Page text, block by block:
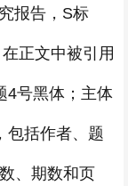
报告，S标
正文中被引用
4号黑体；主体
包括作者、题
、期数和页